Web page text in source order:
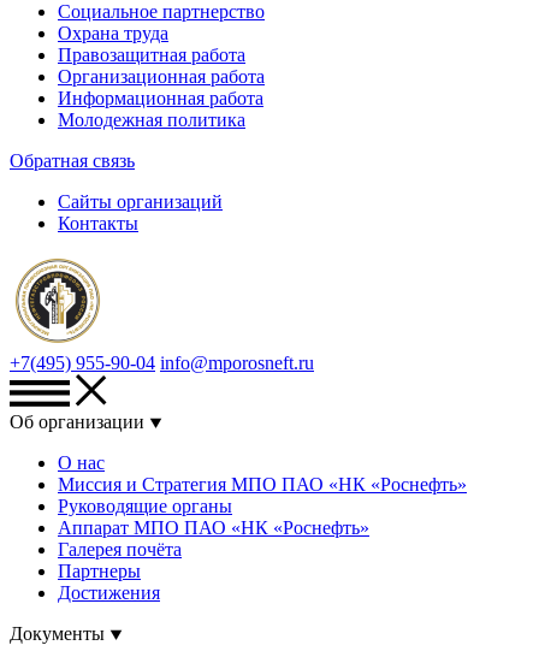
Социальное партнерство
Охрана труда
Правозащитная работа
Организационная работа
Информационная работа
Молодежная политика
Обратная связь
Сайты организаций
Контакты
+7(495) 955-90-04 info@mporosneft.ru
Об организации
О нас
Миссия и Стратегия МПО ПАО «НК «Роснефть»
Руководящие органы
Аппарат МПО ПАО «НК «Роснефть»
Галерея почёта
Партнеры
Достижения
Документы